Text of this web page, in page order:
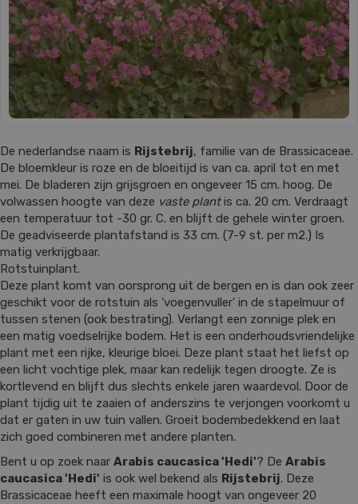
De nederlandse naam is Rijstebrij, familie van de Brassicaceae.
De bloemkleur is roze en de bloeitijd is van ca. april tot en met
mei. De bladeren zijn grijsgroen en ongeveer 15 cm. hoog. De
volwassen hoogte van deze vaste plantis ca. 20 cm. Verdraagt
een temperatuur tot -30 gr. C. en blijft de gehele winter groen.
De geadviseerde plantafstand is 33 cm. (7-9 st. per m2.) Is
matig verkrijgbaar.
Rotstuinplant.
Deze plant komt van oorsprong uit de bergen en is dan ook zeer
geschikt voor de rotstuin als 'voegenvuller' in de stapelmuur of
tussen stenen (ook bestrating). Verlangt een zonnige plek en
een matig voedselrijke bodem. Het is een onderhoudsvriendelijke
plant met een rijke, kleurige bloei. Deze plant staat het liefst op
een licht vochtige plek, maar kan redelijk tegen droogte. Ze is
kortlevend en blijft dus slechts enkele jaren waardevol. Door de
plant tijdig uit te zaaien of anderszins te verjongen voorkomt u
dat er gaten in uw tuin vallen. Groeit bodembedekkend en laat
zich goed combineren met andere planten.
Bent u op zoek naar Arabis caucasica 'Hedi'? De Arabis
caucasica 'Hedi' is ook wel bekend als Rijstebrij. Deze
Brassicaceae heeft een maximale hoogt van ongeveer 20